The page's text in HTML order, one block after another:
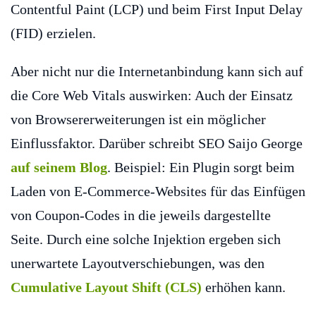
Contentful Paint (LCP) und beim First Input Delay
(FID) erzielen.
Aber nicht nur die Internetanbindung kann sich auf
die Core Web Vitals auswirken: Auch der Einsatz
von Browsererweiterungen ist ein möglicher
Einflussfaktor. Darüber schreibt SEO Saijo George
auf seinem Blog. Beispiel: Ein Plugin sorgt beim
Laden von E-Commerce-Websites für das Einfügen
von Coupon-Codes in die jeweils dargestellte
Seite. Durch eine solche Injektion ergeben sich
unerwartete Layoutverschiebungen, was den
Cumulative Layout Shift (CLS) erhöhen kann.